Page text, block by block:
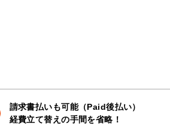
請求書払いも可能（Paid後払い）
経費立て替えの手間を省略！